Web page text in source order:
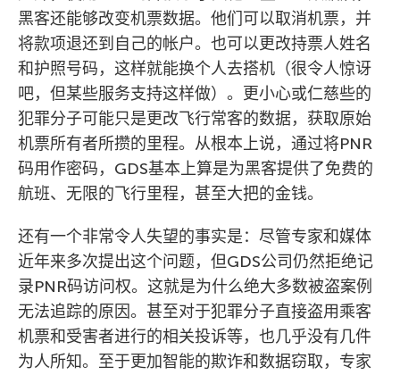
黑客还能够改变机票数据。他们可以取消机票，并
将款项退还到自己的帐户。也可以更改持票人姓名
和护照号码，这样就能换个人去搭机（很令人惊讶
吧，但某些服务支持这样做）。更小心或仁慈些的
犯罪分子可能只是更改飞行常客的数据，获取原始
机票所有者所攒的里程。从根本上说，通过将PNR
码用作密码，GDS基本上算是为黑客提供了免费的
航班、无限的飞行里程，甚至大把的金钱。
还有一个非常令人失望的事实是：尽管专家和媒体
近年来多次提出这个问题，但GDS公司仍然拒绝记
录PNR码访问权。这就是为什么绝大多数被盗案例
无法追踪的原因。甚至对于犯罪分子直接盗用乘客
机票和受害者进行的相关投诉等，也几乎没有几件
为人所知。至于更加智能的欺诈和数据窃取，专家